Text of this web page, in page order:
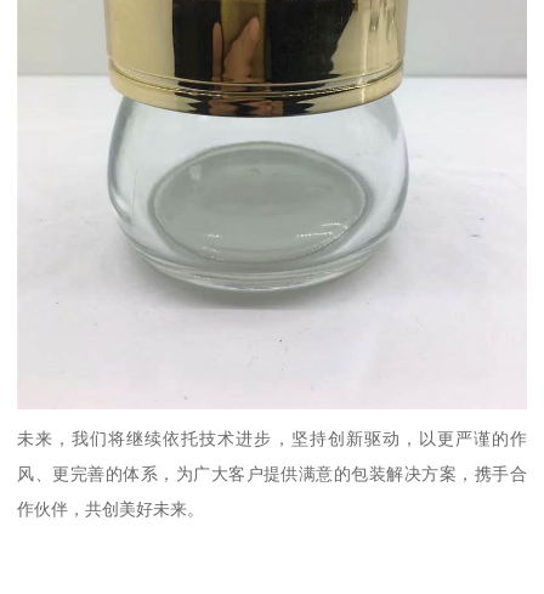
未来，我们将继续依托技术进步，坚持创新驱动，以更严谨的作
风、更完善的体系，为广大客户提供满意的包装解决方案，携手合
作伙伴，共创美好未来。